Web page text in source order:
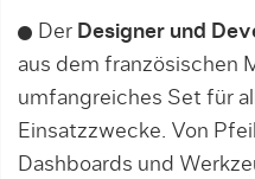
Der Designer und
aus dem französischen
umfangreiches Set für
Einsatzzwecke. Von
Dashboards und